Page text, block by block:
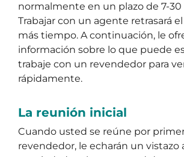
normalmente en un plazo de 7-30
Trabajar con un agente retrasará
más tiempo. A continuación, le
información sobre lo que puede
trabaje con un revendedor para
rápidamente.
La reunión inicial
Cuando usted se reúne por
revendedor, le echarán un vistazo